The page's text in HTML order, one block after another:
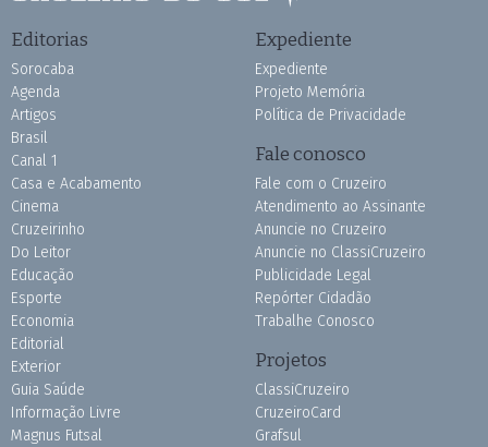
Editorias
Sorocaba
Agenda
Artigos
Brasil
Canal 1
Casa e Acabamento
Cinema
Cruzeirinho
Do Leitor
Educação
Esporte
Economia
Editorial
Exterior
Guia Saúde
Informação Livre
Magnus Futsal
Expediente
Expediente
Projeto Memória
Política de Privacidade
Fale conosco
Fale com o Cruzeiro
Atendimento ao Assinante
Anuncie no Cruzeiro
Anuncie no ClassiCruzeiro
Publicidade Legal
Repórter Cidadão
Trabalhe Conosco
Projetos
ClassiCruzeiro
CruzeiroCard
Grafsul